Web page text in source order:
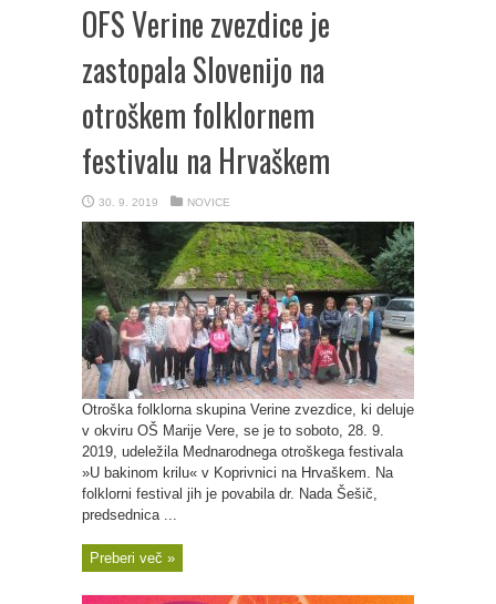
OFS Verine zvezdice je
zastopala Slovenijo na
otroškem folklornem
festivalu na Hrvaškem
30. 9. 2019 NOVICE
Otroška folklorna skupina Verine zvezdice, ki deluje
v okviru OŠ Marije Vere, se je to soboto, 28. 9.
2019, udeležila Mednarodnega otroškega festivala
»U bakinom krilu« v Koprivnici na Hrvaškem. Na
folklorni festival jih je povabila dr. Nada Šešič,
predsednica ...
Preberi več »